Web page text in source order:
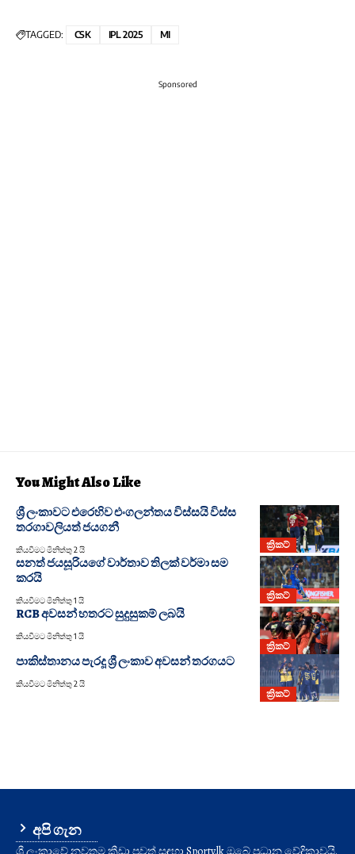
TAGGED: CSK IPL 2025 MI
Sponsored
You Might Also Like
ක්‍රිකට්
ශ්‍රී ලංකාවට එරෙහිව එංගලන්තය විස්සයි විස්ස
තරගාවලියත් ජයගනී
කියවීමට මිනිත්තු 2 යි
ක්‍රිකට්
සනත් ජයසූරියගේ වාර්තාව තිලක් වර්මා සම
කරයි
කියවීමට මිනිත්තු 1 යි
ක්‍රිකට්
RCB අවසන් හතරට සුදුසුකම් ලබයි
කියවීමට මිනිත්තු 1 යි
ක්‍රිකට්
පාකිස්තානය පැරදූ ශ්‍රී ලංකාව අවසන් තරගයට
කියවීමට මිනිත්තු 2 යි
අපි ගැන